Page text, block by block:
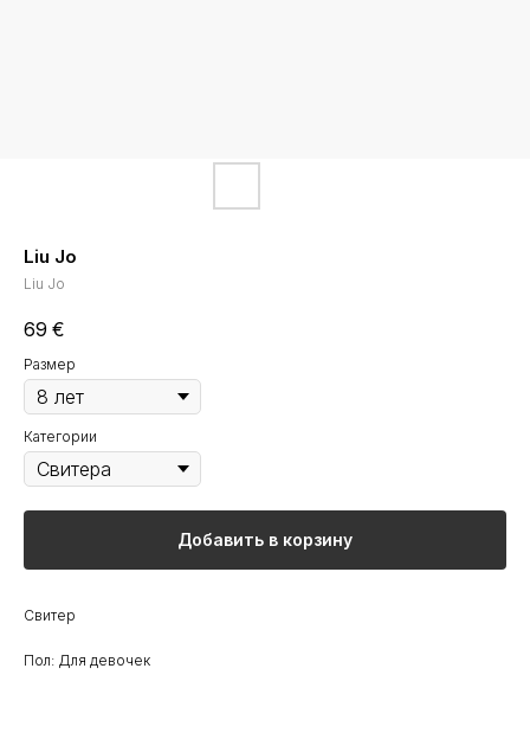
Liu Jo
Liu Jo
69 €
Размер
Категории
Добавить в корзину
Свитер
Пол: Для девочек